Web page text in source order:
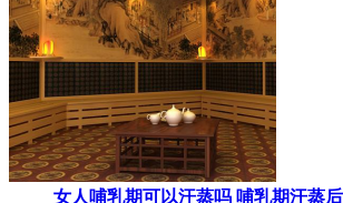
女人哺乳期可以汗蒸吗 ​哺乳期汗蒸